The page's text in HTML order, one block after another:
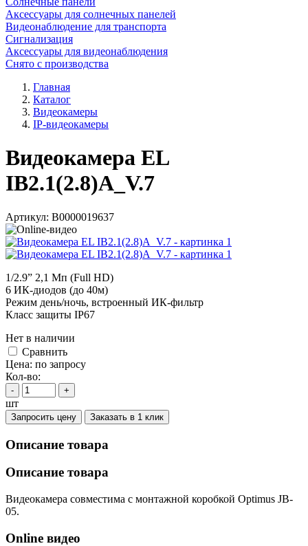
Аксессуары для солнечных панелей
Видеонаблюдение для транспорта
Сигнализация
Аксессуары для видеонаблюдения
Снято с производства
Главная
Каталог
Видеокамеры
IP-видеокамеры
Видеокамера EL
IB2.1(2.8)A_V.7
Артикул: В0000019637
1/2.9” 2,1 Мп (Full HD)
6 ИК-диодов (до 40м)
Режим день/ночь, встроенный ИК-фильтр
Класс защиты IР67
Нет в наличии
Cравнить
Цена: по запросу
Кол-во:
- +
шт
Запросить цену Заказать в 1 клик
Описание товара
Описание товара
Видеокамера совместима с монтажной коробкой Optimus JB-
05.
Online видео